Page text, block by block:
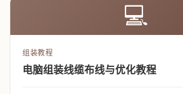
💻
组装教程
电脑组装线缆布线与优化教程